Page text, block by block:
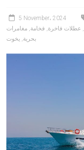
5 November، 2024
, عطلات فاخرة, فخامة, مغامرات
بحرية, يخوت